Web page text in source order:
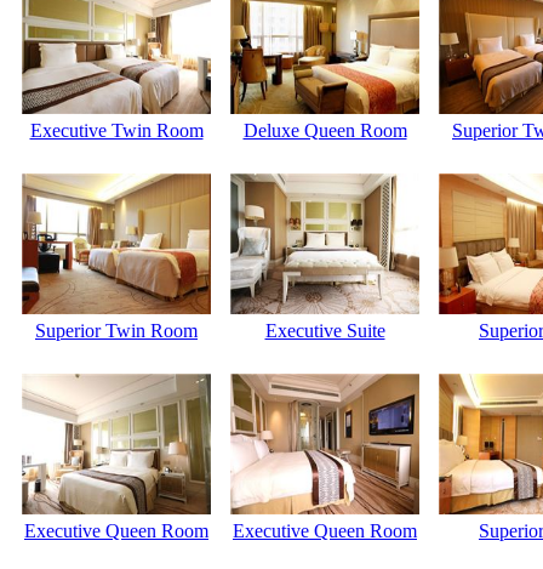
Executive Twin Room Deluxe Queen Room Superior
Superior Twin Room Executive Suite
Executive Queen Room Executive Queen Room